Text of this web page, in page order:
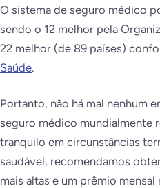
O sistema de seguro médico
sendo o 12 melhor pela
22 melhor (de 89 países)
Saúde.
Portanto, não há mal nenhum
seguro médico mundialmente
tranquilo em circunstâncias
saudável, recomendamos
mais altas e um prêmio mensal